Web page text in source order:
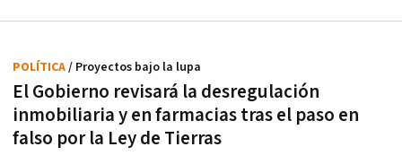
El Gobierno revisará la desregulación
inmobiliaria y en farmacias tras el paso en
falso por la Ley de Tierras
POLÍTICA/ Proyectos bajo la lupa